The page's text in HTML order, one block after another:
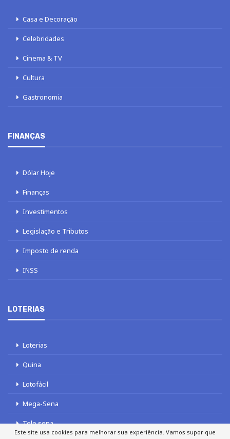
Casa e Decoração
Celebridades
Cinema & TV
Cultura
Gastronomia
FINANÇAS
Dólar Hoje
Finanças
Investimentos
Legislação e Tributos
Imposto de renda
INSS
LOTERIAS
Loterias
Quina
Lotofácil
Mega-Sena
Tele sena
Este site usa cookies para melhorar sua experiência. Vamos supor que